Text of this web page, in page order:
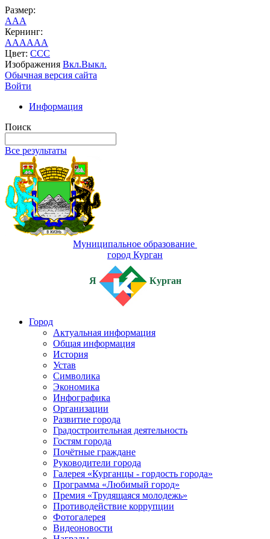
Размер:
AAA
Кернинг:
AAAAAA
Цвет: CCC
Изображения Вкл.Выкл.
Обычная версия сайта
Войти
Информация
Поиск
Все результаты
Муниципальное образование
город Курган
Я Курган
Город
Актуальная информация
Общая информация
История
Устав
Символика
Экономика
Инфографика
Организации
Развитие города
Градостроительная деятельность
Гостям города
Почётные граждане
Руководители города
Галерея «Курганцы - гордость города»
Программа «Любимый город»
Премия «Трудящаяся молодежь»
Противодействие коррупции
Фотогалерея
Видеоновости